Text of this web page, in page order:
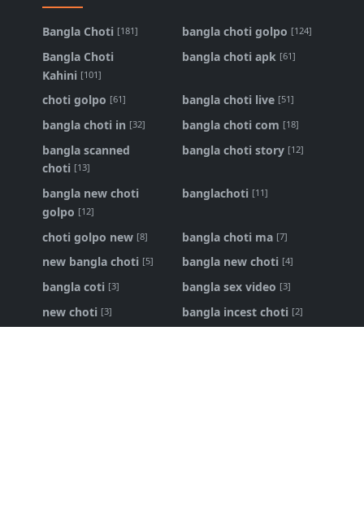
Bangla Choti [181] bangla choti golpo [124]
Bangla Choti
Kahini [101]
bangla choti apk [61]
choti golpo [61] bangla choti live [51]
bangla choti in [32] bangla choti com [18]
bangla scanned
choti [13]
bangla choti story [12]
bangla new choti
golpo [12]
banglachoti [11]
choti golpo new [8] bangla choti ma [7]
new bangla choti [5] bangla new choti [4]
bangla coti [3] bangla sex video [3]
new choti [3] bangla incest choti [2]